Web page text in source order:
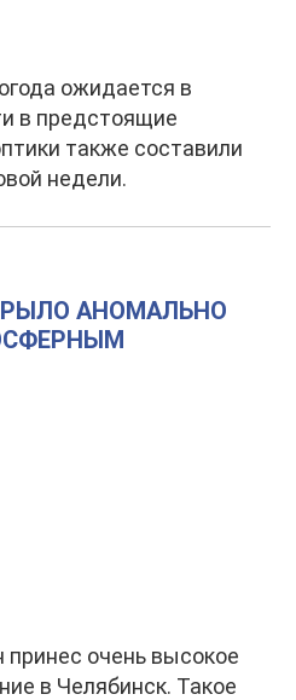
ожидается в
в предстоящие
также составили
недели.
АНОМАЛЬНО
очень высокое
в Челябинск. Такое